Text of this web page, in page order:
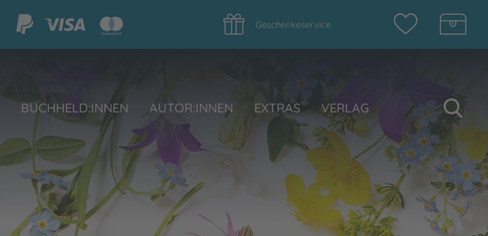
Geschenkeservice
BUCHHELD:INNEN AUTOR:INNEN EXTRAS VERLAG